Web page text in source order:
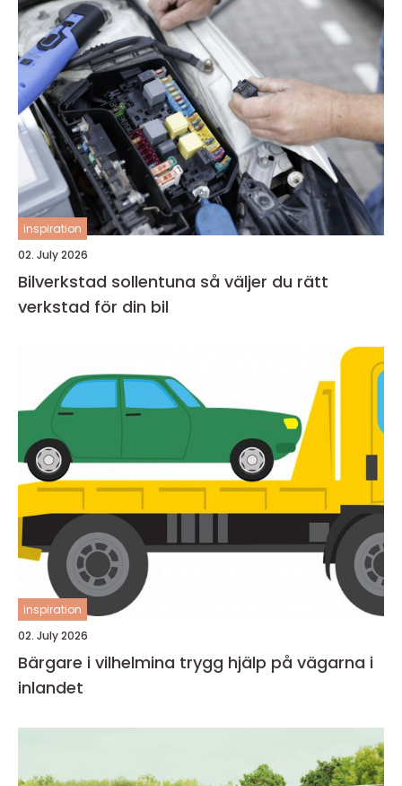
inspiration
02. July 2026
Bilverkstad sollentuna så väljer du rätt
verkstad för din bil
inspiration
02. July 2026
Bärgare i vilhelmina trygg hjälp på vägarna i
inlandet